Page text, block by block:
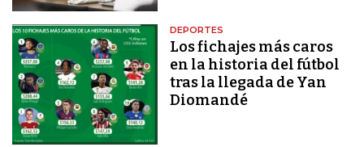
DEPORTES
Los fichajes más caros
en la historia del fútbol
tras la llegada de Yan
Diomandé